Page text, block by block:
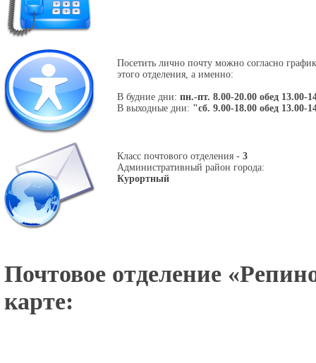
Посетить лично почту можно согласно
этого отделения, а именно:
В будние дни: пн.-пт. 8.00-20.00 обед 13.00-
В выходные дни: "сб. 9.00-18.00 обед 13.00-
Класс почтового отделения - 3
Административный район города:
Курортный
Почтовое отделение «
карте: